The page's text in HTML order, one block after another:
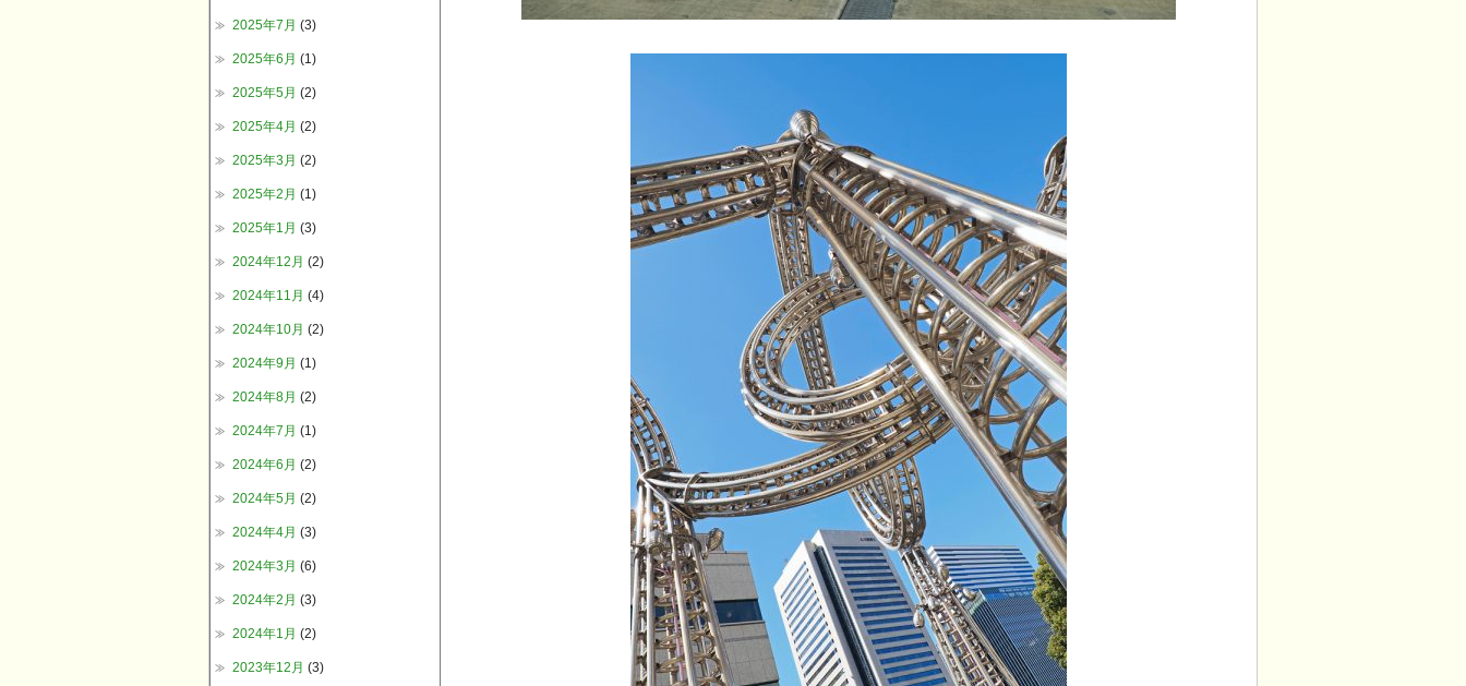
2025年7月 (3)
2025年6月 (1)
2025年5月 (2)
2025年4月 (2)
2025年3月 (2)
2025年2月 (1)
2025年1月 (3)
2024年12月 (2)
2024年11月 (4)
2024年10月 (2)
2024年9月 (1)
2024年8月 (2)
2024年7月 (1)
2024年6月 (2)
2024年5月 (2)
2024年4月 (3)
2024年3月 (6)
2024年2月 (3)
2024年1月 (2)
2023年12月 (3)